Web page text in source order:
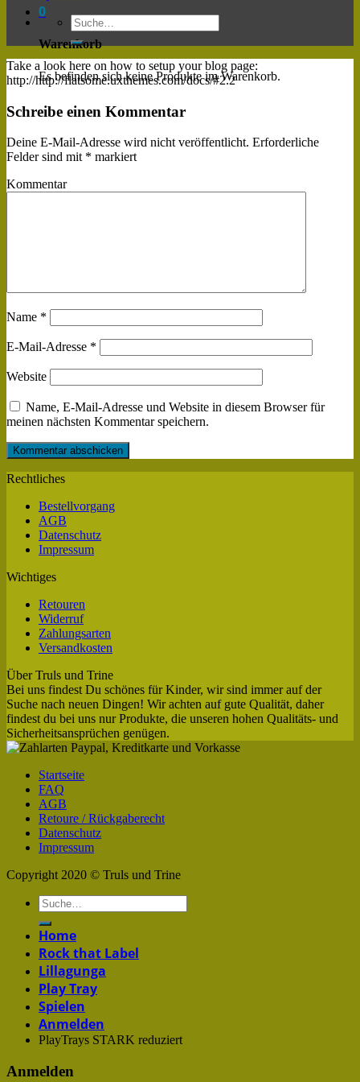
0
Warenkorb
Es befinden sich keine Produkte im Warenkorb.
Take a look here on how to setup your blog page:
http://http://flatsome.uxthemes.com/docs/#2.2
Schreibe einen Kommentar
Deine E-Mail-Adresse wird nicht veröffentlicht. Erforderliche
Felder sind mit * markiert
Kommentar
Name *
E-Mail-Adresse *
Website
Name, E-Mail-Adresse und Website in diesem Browser für
meinen nächsten Kommentar speichern.
Rechtliches
Bestellvorgang
AGB
Datenschutz
Impressum
Wichtiges
Retouren
Widerruf
Zahlungsarten
Versandkosten
Über Truls und Trine
Bei uns findest Du schönes für Kinder, wir sind immer auf der
Suche nach neuen Dingen! Wir achten auf gute Qualität, daher
findest du bei uns nur Produkte, die unseren hohen Qualitäts- und
Sicherheitsansprüchen genügen.
Startseite
FAQ
AGB
Retoure / Rückgaberecht
Datenschutz
Impressum
Copyright 2020 © Truls und Trine
Home
Rock that Label
Lillagunga
Play Tray
Spielen
Anmelden
PlayTrays STARK reduziert
Anmelden